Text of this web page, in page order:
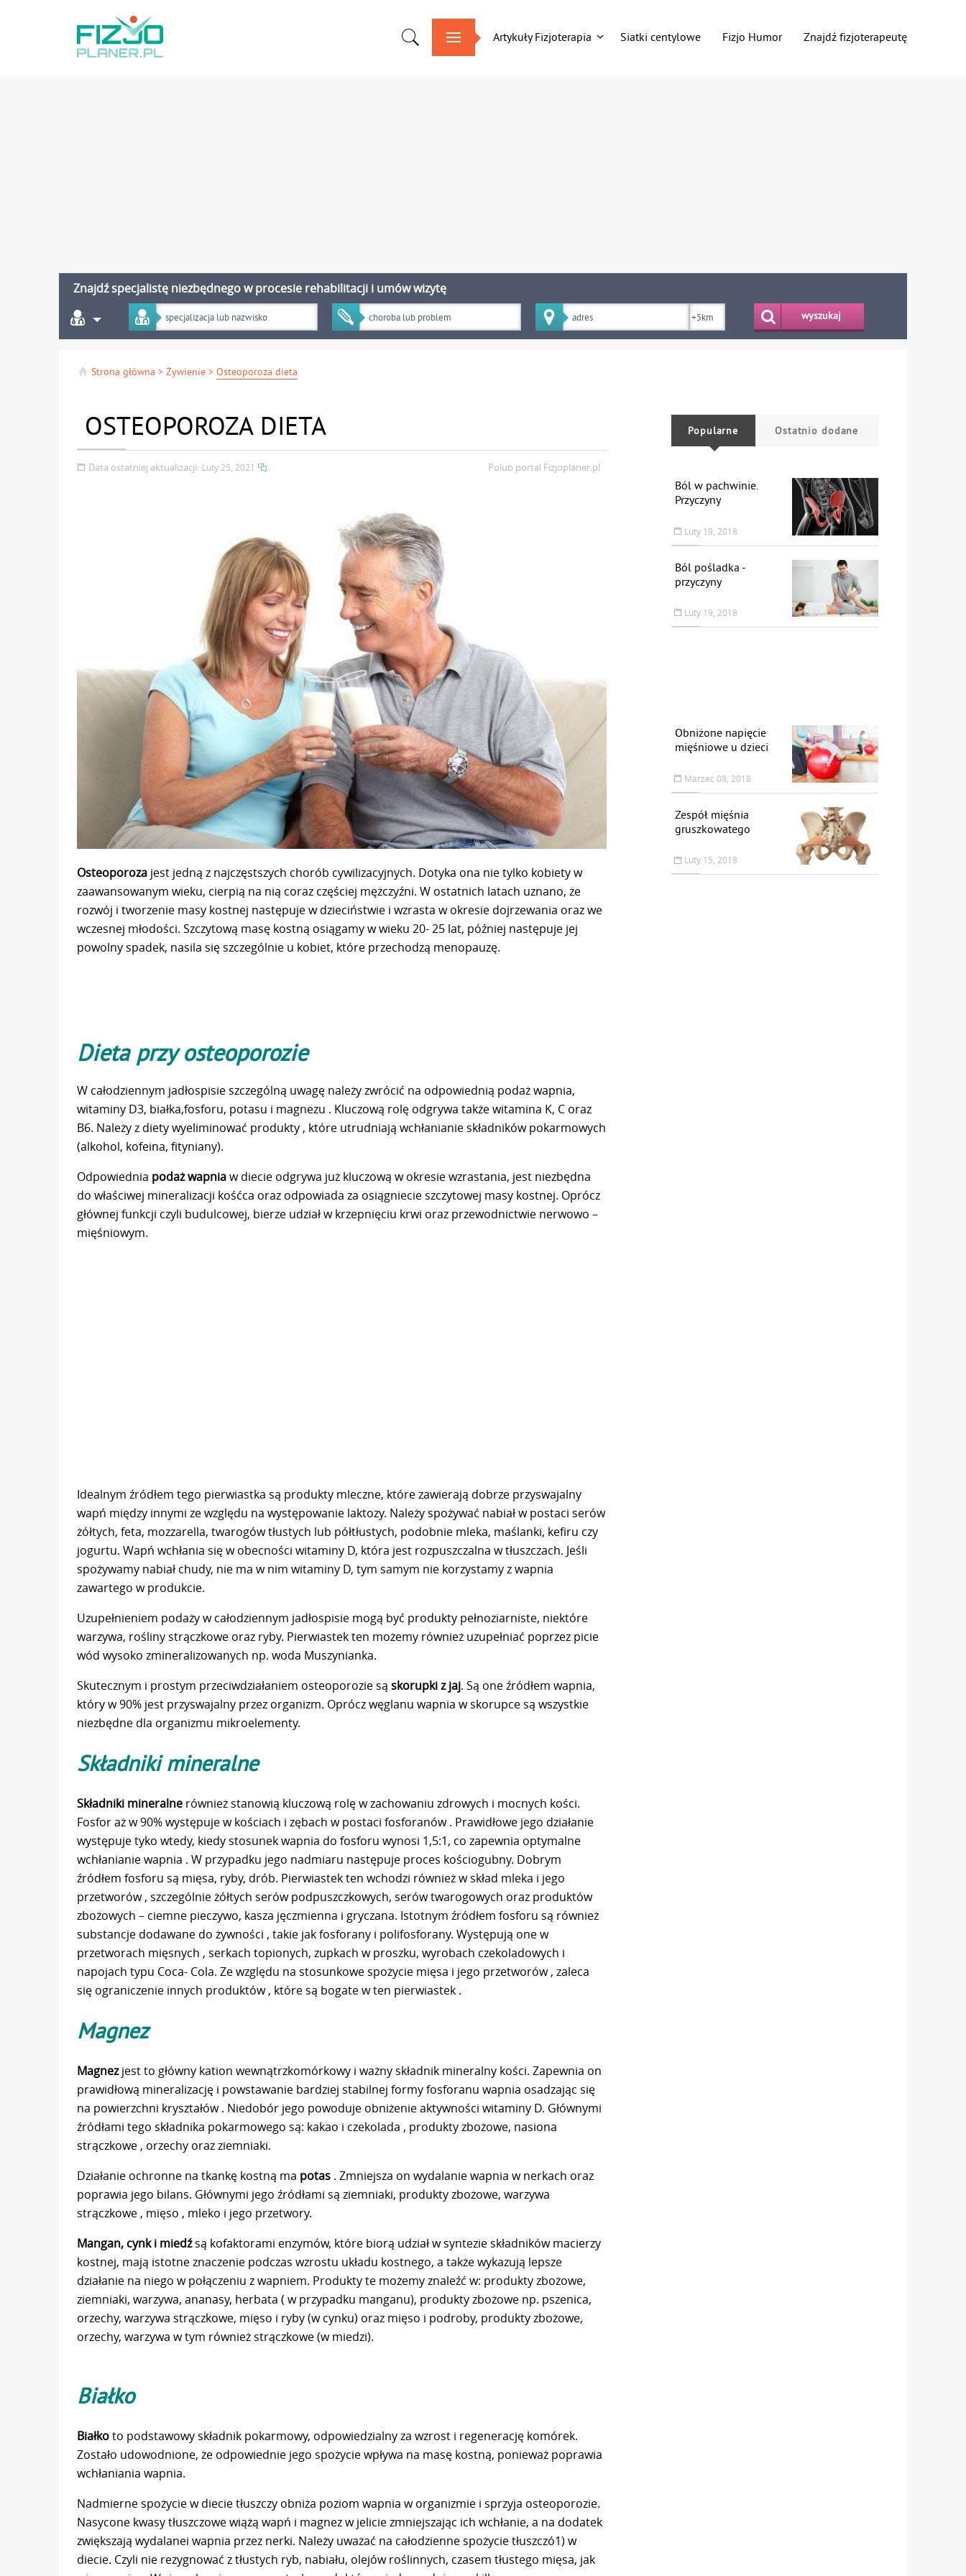
Artykuły Fizjoterapia Siatki centylowe Fizjo Humor Znajdź fizjoterapeutę
Znajdź specjalistę niezbędnego w procesie rehabilitacji i umów wizytę
wyszukaj
Strona główna >Żywienie >Osteoporoza dieta
OSTEOPOROZA DIETA
Data ostatniej aktualizacji: Luty 25, 2021 Polub portal Fizjoplaner.pl
Osteoporoza jest jedną z najczęstszych chorób cywilizacyjnych. Dotyka ona nie tylko kobiety w
zaawansowanym wieku, cierpią na nią coraz częściej mężczyźni. W ostatnich latach uznano, że
rozwój i tworzenie masy kostnej następuje w dzieciństwie i wzrasta w okresie dojrzewania oraz we
wczesnej młodości. Szczytową masę kostną osiągamy w wieku 20- 25 lat, później następuje jej
powolny spadek, nasila się szczególnie u kobiet, które przechodzą menopauzę.
Dieta przy osteoporozie
W całodziennym jadłospisie szczególną uwagę należy zwrócić na odpowiednią podaż wapnia,
witaminy D3, białka,fosforu, potasu i magnezu . Kluczową rolę odgrywa także witamina K, C oraz
B6. Należy z diety wyeliminować produkty , które utrudniają wchłanianie składników pokarmowych
(alkohol, kofeina, fityniany).
Odpowiednia podaż wapniaw diecie odgrywa już kluczową w okresie wzrastania, jest niezbędna
do właściwej mineralizacji kośćca oraz odpowiada za osiągniecie szczytowej masy kostnej. Oprócz
głównej funkcji czyli budulcowej, bierze udział w krzepnięciu krwi oraz przewodnictwie nerwowo –
mięśniowym.
Idealnym źródłem tego pierwiastka są produkty mleczne, które zawierają dobrze przyswajalny
wapń między innymi ze względu na występowanie laktozy. Należy spożywać nabiał w postaci serów
żółtych, feta, mozzarella, twarogów tłustych lub półtłustych, podobnie mleka, maślanki, kefiru czy
jogurtu. Wapń wchłania się w obecności witaminy D, która jest rozpuszczalna w tłuszczach. Jeśli
spożywamy nabiał chudy, nie ma w nim witaminy D, tym samym nie korzystamy z wapnia
zawartego w produkcie.
Uzupełnieniem podaży w całodziennym jadłospisie mogą być produkty pełnoziarniste, niektóre
warzywa, rośliny strączkowe oraz ryby. Pierwiastek ten możemy również uzupełniać poprzez picie
wód wysoko zmineralizowanych np. woda Muszynianka.
Skutecznym i prostym przeciwdziałaniem osteoporozie są skorupki z jaj. Są one źródłem wapnia,
który w 90% jest przyswajalny przez organizm. Oprócz węglanu wapnia w skorupce są wszystkie
niezbędne dla organizmu mikroelementy.
Składniki mineralne
Składniki mineralne również stanowią kluczową rolę w zachowaniu zdrowych i mocnych kości.
Fosfor aż w 90% występuje w kościach i zębach w postaci fosforanów . Prawidłowe jego działanie
występuje tyko wtedy, kiedy stosunek wapnia do fosforu wynosi 1,5:1, co zapewnia optymalne
wchłanianie wapnia . W przypadku jego nadmiaru następuje proces kościogubny. Dobrym
źródłem fosforu są mięsa, ryby, drób. Pierwiastek ten wchodzi również w skład mleka i jego
przetworów , szczególnie żółtych serów podpuszczkowych, serów twarogowych oraz produktów
zbożowych – ciemne pieczywo, kasza jęczmienna i gryczana. Istotnym źródłem fosforu są również
substancje dodawane do żywności , takie jak fosforany i polifosforany. Występują one w
przetworach mięsnych , serkach topionych, zupkach w proszku, wyrobach czekoladowych i
napojach typu Coca- Cola. Ze względu na stosunkowe spożycie mięsa i jego przetworów , zaleca
się ograniczenie innych produktów , które są bogate w ten pierwiastek .
Magnez
Magnezjest to główny kation wewnątrzkomórkowy i ważny składnik mineralny kości. Zapewnia on
prawidłową mineralizację i powstawanie bardziej stabilnej formy fosforanu wapnia osadzając się
na powierzchni kryształów . Niedobór jego powoduje obniżenie aktywności witaminy D. Głównymi
źródłami tego składnika pokarmowego są: kakao i czekolada , produkty zbożowe, nasiona
strączkowe , orzechy oraz ziemniaki.
Działanie ochronne na tkankę kostną ma potas . Zmniejsza on wydalanie wapnia w nerkach oraz
poprawia jego bilans. Głównymi jego źródłami są ziemniaki, produkty zbożowe, warzywa
strączkowe , mięso , mleko i jego przetwory.
Mangan, cynk i miedźsą kofaktorami enzymów, które biorą udział w syntezie składników macierzy
kostnej, mają istotne znaczenie podczas wzrostu układu kostnego, a także wykazują lepsze
działanie na niego w połączeniu z wapniem. Produkty te możemy znaleźć w: produkty zbożowe,
ziemniaki, warzywa, ananasy, herbata ( w przypadku manganu), produkty zbożowe np. pszenica,
orzechy, warzywa strączkowe, mięso i ryby (w cynku) oraz mięso i podroby, produkty zbożowe,
orzechy, warzywa w tym również strączkowe (w miedzi).
Białko
Białkoto podstawowy składnik pokarmowy, odpowiedzialny za wzrost i regenerację komórek.
Zostało udowodnione, że odpowiednie jego spożycie wpływa na masę kostną, ponieważ poprawia
wchłaniania wapnia.
Nadmierne spożycie w diecie tłuszczy obniża poziom wapnia w organizmie i sprzyja osteoporozie.
Nasycone kwasy tłuszczowe wiążą wapń i magnez w jelicie zmniejszając ich wchłanie, a na dodatek
zwiększają wydalanei wapnia przez nerki. Należy uważać na całodzienne spożycie tłuszczó1) w
diecie. Czyli nie rezygnować z tłustych ryb, nabiału, olejów roślinnych, czasem tłustego mięsa, jak
Popularne Ostatnio dodane
Ból w pachwinie.
Przyczyny
Luty 19, 2018
Ból pośladka -
przyczyny
Luty 19, 2018
Obniżone napięcie
mięśniowe u dzieci
Marzec 08, 2018
Zespół mięśnia
gruszkowatego
Luty 15, 2018